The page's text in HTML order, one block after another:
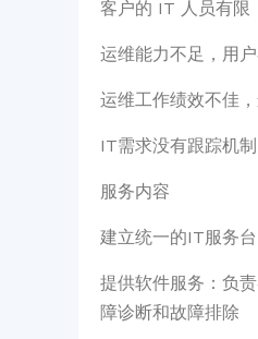
客户的 IT 人员有限
运维能力不足，用
运维工作绩效不佳
IT需求没有跟踪机
服务内容
建立统一的IT服务
提供软件服务：负
障诊断和故障排除